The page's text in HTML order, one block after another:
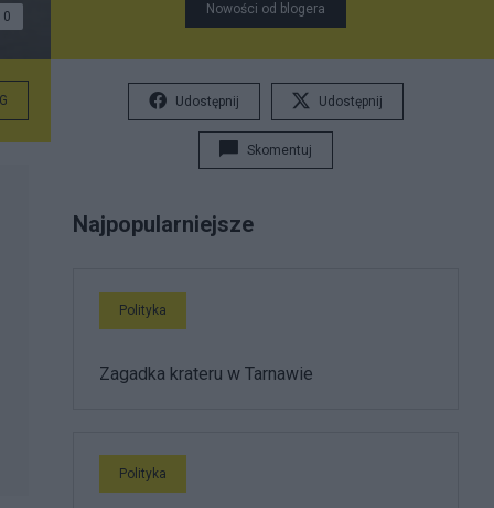
0
wątpliwości proszę o kontakt – sporne materiały
karzo@mail.de Prawnicy osób urażonych po
przedłożeniu pełnomocnictwa (Polska) lub
Vollmacht (BRD) otrzymają wszystkie moje dane
potrzebne do prowadzenia sprawy.
Nowości od blogera
Udostępnij Udostępnij
Skomentuj
Najpopularniejsze
Polityka
Zagadka krateru w Tarnawie
Polityka